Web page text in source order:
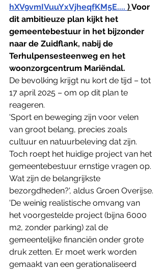
hXV9vmIVuuYxVjheqfKM5E.... ) Voor
dit ambitieuze plan kijkt het
gemeentebestuur in het bijzonder
naar de Zuidflank, nabij de
Terhulpensesteenweg en het
woonzorgcentrum Mariëndal.
De bevolking krijgt nu kort de tijd – tot
17 april 2025 – om op dit plan te
reageren.
'Sport en beweging zijn voor velen
van groot belang, precies zoals
cultuur en natuurbeleving dat zijn.
Toch roept het huidige project van het
gemeentebestuur ernstige vragen op.
Wat zijn de belangrijkste
bezorgdheden?', aldus Groen Overijse.
'De weinig realistische omvang van
het voorgestelde project (bijna 6000
m2, zonder parking) zal de
gemeentelijke financiën onder grote
druk zetten. Er moet werk worden
gemaakt van een gerationaliseerd